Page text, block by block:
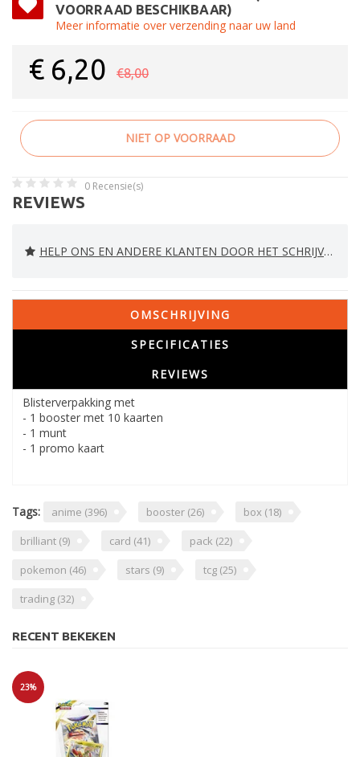
VOORRAAD BESCHIKBAAR)
Meer informatie over verzending naar uw land
€ 6,20 €8,00
NIET OP VOORRAAD
0 Recensie(s)
REVIEWS
HELP ONS EN ANDERE KLANTEN DOOR HET SCHRIJVEN VAN EEN REVIEW
OMSCHRIJVING
SPECIFICATIES
REVIEWS
Blisterverpakking met
- 1 booster met 10 kaarten
- 1 munt
- 1 promo kaart
Tags: anime (396) booster (26) box (18)
brilliant (9) card (41) pack (22)
pokemon (46) stars (9) tcg (25)
trading (32)
RECENT BEKEKEN
23%